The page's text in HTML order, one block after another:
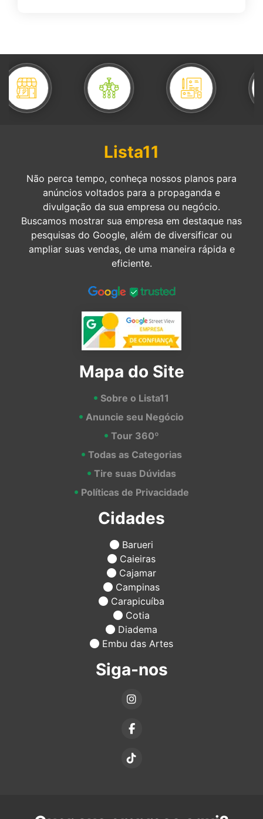
Lista11
Não perca tempo, conheça nossos planos para
anúncios voltados para a propaganda e
divulgação da sua empresa ou negócio.
Buscamos mostrar sua empresa em destaque nas
pesquisas do Google, além de diversificar ou
ampliar suas vendas, de uma maneira rápida e
eficiente.
Mapa do Site
Sobre o Lista11
Anuncie seu Negócio
Tour 360º
Todas as Categorias
Tire suas Dúvidas
Políticas de Privacidade
Cidades
Barueri
Caieiras
Cajamar
Campinas
Carapicuíba
Cotia
Diadema
Embu das Artes
Siga-nos